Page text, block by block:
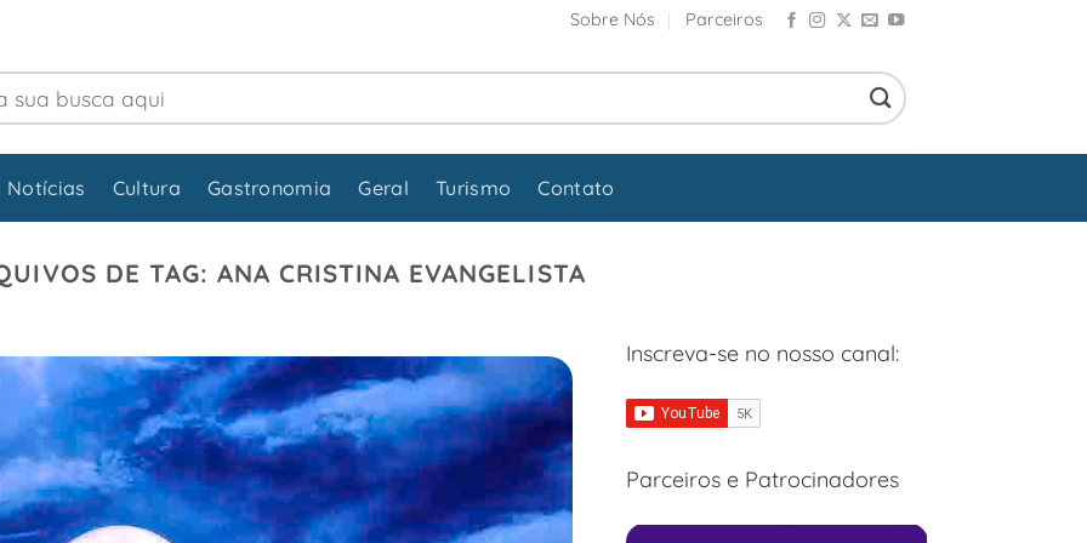
Sobre Nós Parceiros
Notícias Cultura Gastronomia Geral Turismo Contato
DE TAG: ANA CRISTINA EVANGELISTA
Inscreva-se no nosso canal:
Parceiros e Patrocinadores